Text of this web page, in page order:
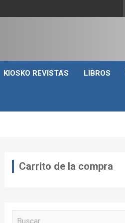
KIOSKO REVISTAS LIBROS
Carrito de la compra